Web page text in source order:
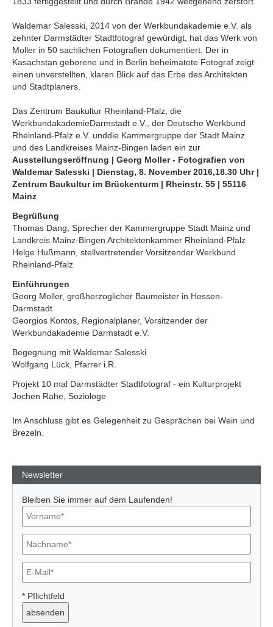
Waldemar Salesski, 2014 von der Werkbundakademie e.V. als
zehnter Darmstädter Stadtfotograf gewürdigt, hat das Werk von
Moller in 50 sachlichen Fotografien dokumentiert. Der in
Kasachstan geborene und in Berlin beheimatete Fotograf zeigt
einen unverstellten, klaren Blick auf das Erbe des Architekten
und Stadtplaners.
Das Zentrum Baukultur Rheinland-Pfalz, die
WerkbundakademieDarmstadt e.V., der Deutsche Werkbund
Rheinland-Pfalz e.V. unddie Kammergruppe der Stadt Mainz
und des Landkreises Mainz-Bingen laden ein zur
Ausstellungseröffnung | Georg Moller - Fotografien von
Waldemar Salesski | Dienstag, 8. November 2016,18.30 Uhr |
Zentrum Baukultur im Brückenturm | Rheinstr. 55 | 55116
Mainz
Begrüßung
Thomas Dang, Sprecher der Kammergruppe Stadt Mainz und
Landkreis Mainz-Bingen Architektenkammer Rheinland-Pfalz
Helge Hußmann, stellvertretender Vorsitzender Werkbund
Rheinland-Pfalz
Einführungen
Georg Moller, großherzoglicher Baumeister in Hessen-
Darmstadt
Georgios Kontos, Regionalplaner, Vorsitzender der
Werkbundakademie Darmstadt e.V.
Begegnung mit Waldemar Salesski
Wolfgang Lück, Pfarrer i.R.
Projekt 10 mal Darmstädter Stadtfotograf - ein Kulturprojekt
Jochen Rahe, Soziologe
Im Anschluss gibt es Gelegenheit zu Gesprächen bei Wein und
Brezeln.
Previous
Newsletter
Bleiben Sie immer auf dem Laufenden!
* Pflichtfeld